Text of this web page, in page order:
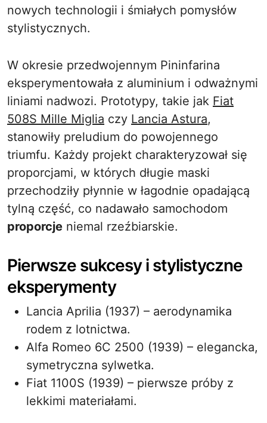
nowych technologii i śmiałych pomysłów
stylistycznych.
W okresie przedwojennym Pininfarina
eksperymentowała z aluminium i odważnymi
liniami nadwozi. Prototypy, takie jak Fiat
508S Mille Miglia czy Lancia Astura,
stanowiły preludium do powojennego
triumfu. Każdy projekt charakteryzował się
proporcjami, w których długie maski
przechodziły płynnie w łagodnie opadającą
tylną część, co nadawało samochodom
proporcje niemal rzeźbiarskie.
Pierwsze sukcesy i stylistyczne
eksperymenty
Lancia Aprilia (1937) – aerodynamika
rodem z lotnictwa.
Alfa Romeo 6C 2500 (1939) – elegancka,
symetryczna sylwetka.
Fiat 1100S (1939) – pierwsze próby z
lekkimi materiałami.